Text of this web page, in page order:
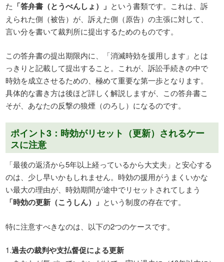
た 「答弁書（とうべんしょ）」 という書類です。これは、訴
えられた側（被告）が、訴えた側（原告）の主張に対して、
言い分を書いて裁判所に提出するためのものです。
この答弁書の提出期限内に、「消滅時効を援用します」とは
っきりと記載して提出すること。これが、訴訟手続きの中で
時効を成立させるための、極めて重要な第一歩となります。
具体的な書き方は後ほど詳しく解説しますが、この答弁書こ
そが、あなたの反撃の狼煙（のろし）になるのです。
ポイント3：時効がリセット（更新）されるケー
スに注意
「最後の返済から5年以上経っているから大丈夫」と安心する
のは、少し早いかもしれません。時効の援用がうまくいかな
い最大の理由が、時効期間が途中でリセットされてしまう
「時効の更新（こうしん）」 という制度の存在です。
特に注意すべきなのは、以下の2つのケースです。
過去の裁判や支払督促による更新